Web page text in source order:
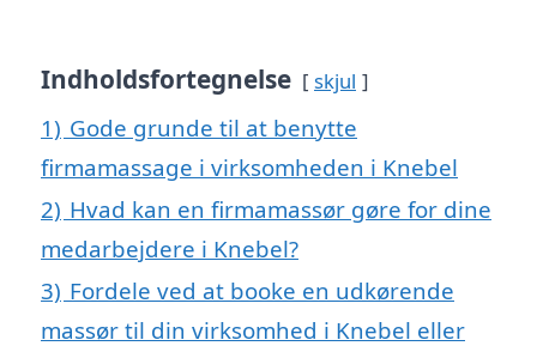
Indholdsfortegnelse skjul
1) Gode grunde til at benytte
firmamassage i virksomheden i Knebel
2) Hvad kan en firmamassør gøre for dine
medarbejdere i Knebel?
3) Fordele ved at booke en udkørende
massør til din virksomhed i Knebel eller